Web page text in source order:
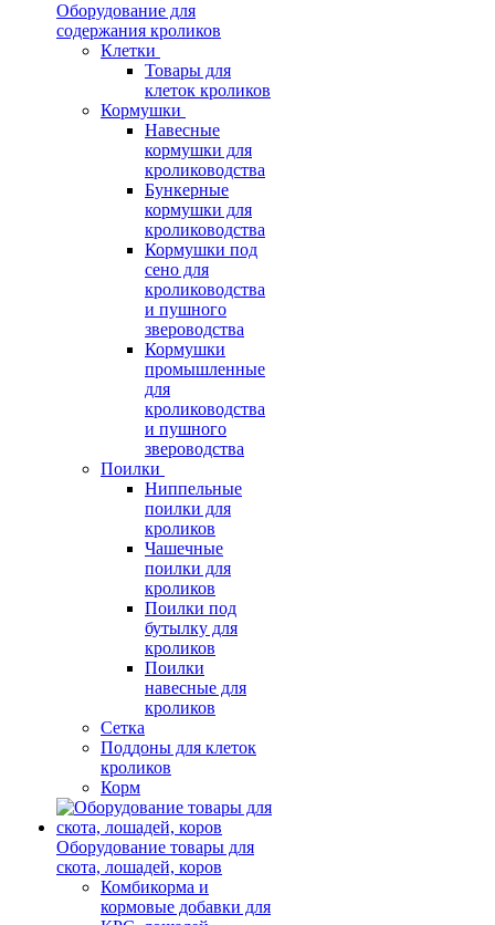
Оборудование для
содержания кроликов
Клетки
Товары для
клеток кроликов
Кормушки
Навесные
кормушки для
кролиководства
Бункерные
кормушки для
кролиководства
Кормушки под
сено для
кролиководства
и пушного
звероводства
Кормушки
промышленные
для
кролиководства
и пушного
звероводства
Поилки
Ниппельные
поилки для
кроликов
Чашечные
поилки для
кроликов
Поилки под
бутылку для
кроликов
Поилки
навесные для
кроликов
Сетка
Поддоны для клеток
кроликов
Корм
Оборудование товары для
скота, лошадей, коров
Комбикорма и
кормовые добавки для